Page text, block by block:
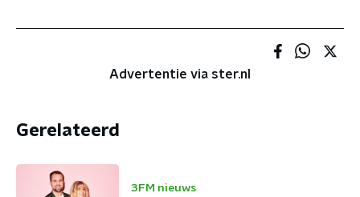
Advertentie via ster.nl
Gerelateerd
3FM nieuws